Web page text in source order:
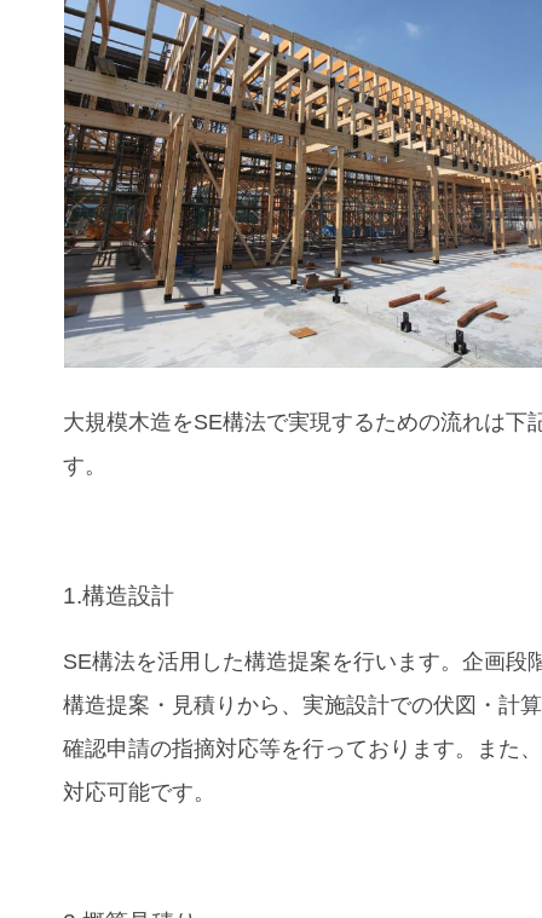
大規模木造をSE構法で実現するための流れは下
す。
1.構造設計
SE構法を活用した構造提案を行います。企画段
構造提案・見積りから、実施設計での伏図・計
確認申請の指摘対応等を行っております。また
対応可能です。